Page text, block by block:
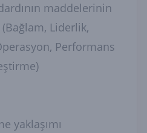
maddelerinin
Liderlik,
Performans
yaklaşımı